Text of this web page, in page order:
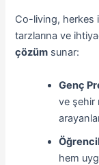
Co-living, herkes
tarzlarına ve
çözüm sunar:
Genç
ve şehir
hem